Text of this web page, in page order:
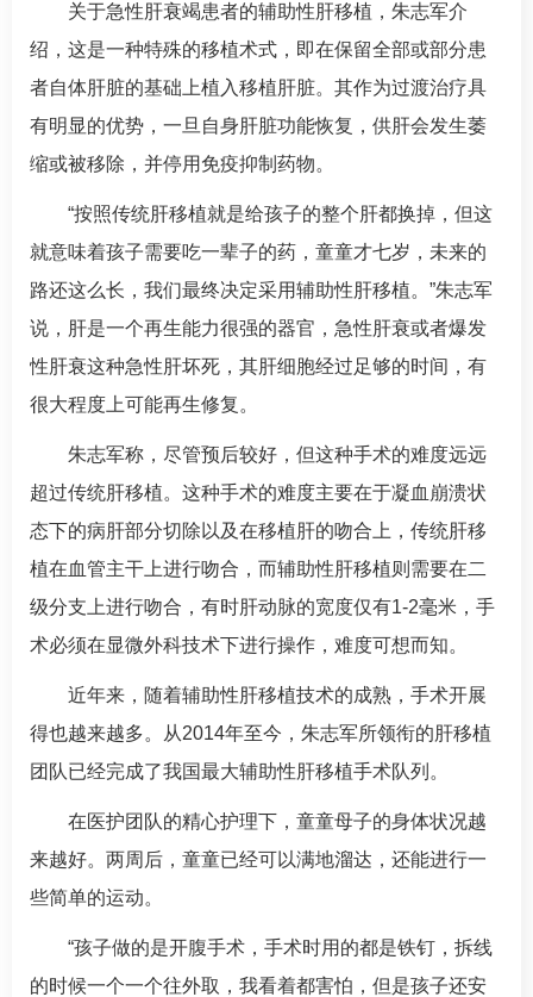
关于急性肝衰竭患者的辅助性肝移植， 朱志军介
绍，这是一种特殊的移植术式，即在保留全部或部分患
者自体肝脏的基础上植入移植肝脏。其作为过渡治疗具
有明显的优势，一旦自身肝脏功能恢复，供肝会发生萎
缩或被移除，并停用免疫抑制药物。
“按照传统肝移植就是给孩子的整个肝都换掉，但这
就意味着孩子需要吃一辈子的药，童童才七岁，未来的
路还这么长，我们最终决定采用辅助性肝移植。”朱志军
说，肝是一个再生能力很强的器官，急性肝衰或者爆发
性肝衰这种急性肝坏死，其肝细胞经过足够的时间，有
很大程度上可能再生修复。
朱志军称，尽管预后较好，但这种手术的难度远远
超过传统肝移植。这种手术的难度主要在于凝血崩溃状
态下的病肝部分切除以及在移植肝的吻合上，传统肝移
植在血管主干上进行吻合，而辅助性肝移植则需要在二
级分支上进行吻合，有时肝动脉的宽度仅有1-2毫米，手
术必须在显微外科技术下进行操作，难度可想而知。
近年来，随着辅助性肝移植技术的成熟，手术开展
得也越来越多。从2014年至今， 朱志军所领衔的肝移植
团队已经完成了我国最大辅助性肝移植手术队列。
在医护团队的精心护理下，童童母子的身体状况越
来越好。两周后，童童已经可以满地溜达，还能进行一
些简单的运动。
“孩子做的是开腹手术，手术时用的都是铁钉，拆线
的时候一个一个往外取，我看着都害怕，但是孩子还安